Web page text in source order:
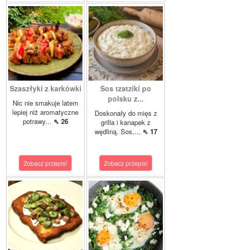
Szaszłyki z karkówki
Nic nie smakuje latem
lepiej niż aromatyczne
potrawy... ⇖ 26
Zobacz przepis!
Sos tzatziki po
polsku z...
Doskonały do mięs z
grilla i kanapek z
wędliną. Sos,... ⇖ 17
Zobacz przepis!